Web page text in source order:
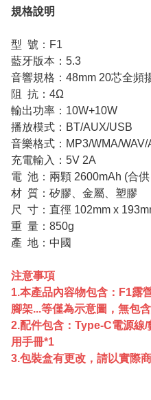
規格說明
型 號：F1
藍牙版本：5.3
音響規格：48mm 20芯全頻
阻 抗：4Ω
輸出功率：10W+10W
播放模式：BT/AUX/USB
音樂格式：MP3/WMA/
充電輸入：5V 2A
電 池：兩顆 2600mAh (合
材 質：矽膠、金屬、塑膠
尺 寸：直徑 102mm x
重 量：850g
產 地：中國
注意事項
1.本產品內容物包含：F1露
腳架...等僅為示意圖，無包含
2.配件包含：Type-C電源線
用手冊*1
3.包裝盒有更改，請以實際商